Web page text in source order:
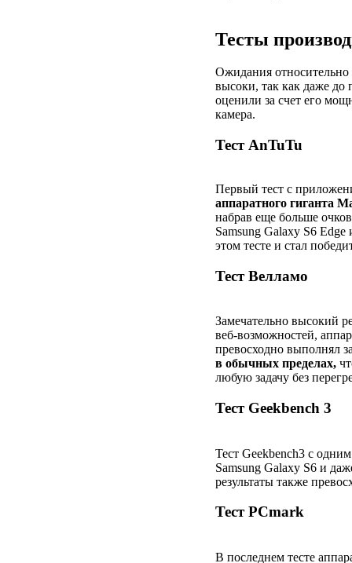
Тесты
Ожидания
высоки, так как даже до
оценили за счет его
камера.
Тест AnTuTu
Первый тест с
аппаратного гиганта
набрав еще больше
Samsung Galaxy S6
этом тесте и стал
Тест Велламо
Замечательно высокий
веб-возможностей,
превосходно выполнял
в обычных пределах,
любую задачу без
Тест Geekbench 3
Тест Geekbench3 с
Samsung Galaxy S6 и
результаты также
Тест PCmark
В последнем тесте